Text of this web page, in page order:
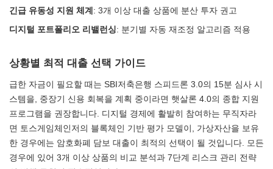
긴급 유동성 지원 체계 : 3개 이상 대출 상품에 분산 투자 권고
디지털 포트폴리오 리밸런싱: 분기별 자동 재조정 알고리즘 적용
상황별 최적 대출 선택 가이드
급한 자금이 필요할 때는 SBI저축은행 스피드론 3.0의 15분 심사 시
스템을, 중장기 신용 회복을 계획 중이라면 햇살론 4.0의 종합 지원
프로그램을 권장합니다. 디지털 경제에 활발히 참여하는 무직자라
면 토스게임체인저의 블록체인 기반 평가 모델이, 가상자산을 보유
한 경우에는 암호화폐 담보 대출이 최적의 선택이 될 것입니다. 모든
경우에 있어 3개 이상 상품의 비교 분석과 7단계 리스크 관리 전략